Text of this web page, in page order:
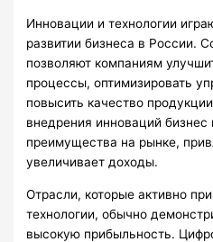
Инновации и технологии
развитии бизнеса в России.
позволяют компаниям
процессы, оптимизировать
повысить качество
внедрения инноваций бизнес
преимущества на рынке,
увеличивает доходы.
Отрасли, которые активно
технологии, обычно
высокую прибыльность.